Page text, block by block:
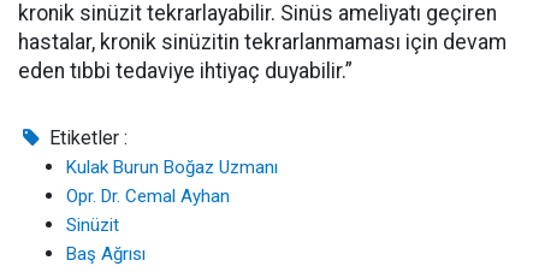
kronik sinüzit tekrarlayabilir. Sinüs ameliyatı geçiren
hastalar, kronik sinüzitin tekrarlanmaması için devam
eden tıbbi tedaviye ihtiyaç duyabilir.”
Etiketler :
Kulak Burun Boğaz Uzmanı
Opr. Dr. Cemal Ayhan
Sinüzit
Baş Ağrısı